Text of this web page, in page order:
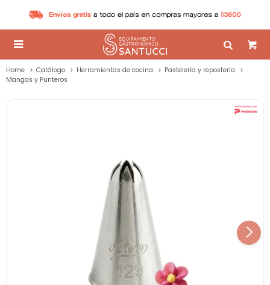

Home Catálogo Herramientas de cocina
Pastelería y repostería
Mangas y Punteros